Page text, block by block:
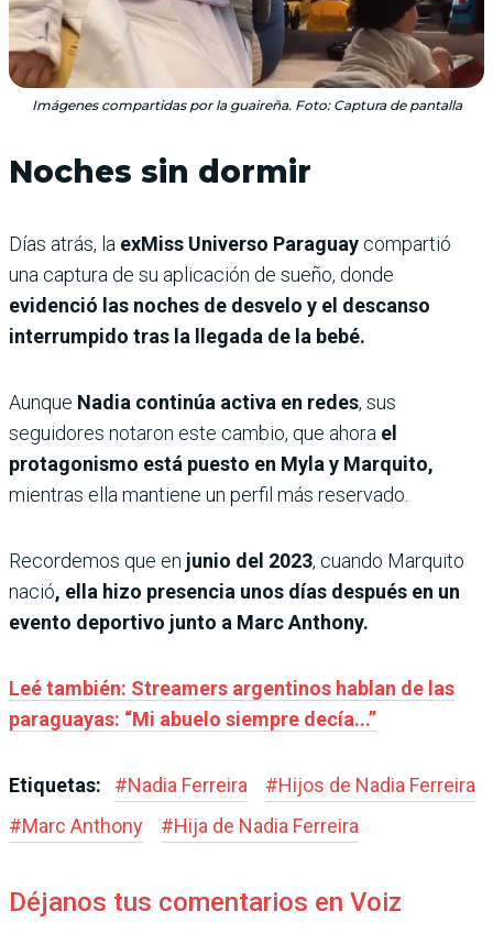
Imágenes compartidas por la guaireña. Foto: Captura de pantalla
Noches sin dormir
Días atrás, la exMiss Universo Paraguay compartió
una captura de su aplicación de sueño, donde
evidenció las noches de desvelo y el descanso
interrumpido tras la llegada de la bebé.
Aunque Nadia continúa activa en redes, sus
seguidores notaron este cambio, que ahora el
protagonismo está puesto en Myla y Marquito,
mientras ella mantiene un perfil más reservado.
Recordemos que en junio del 2023, cuando Marquito
nació, ella hizo presencia unos días después en un
evento deportivo junto a Marc Anthony.
Leé también: Streamers argentinos hablan de las
paraguayas: “Mi abuelo siempre decía...”
Etiquetas: #Nadia Ferreira #Hijos de Nadia Ferreira
#Marc Anthony #Hija de Nadia Ferreira
Déjanos tus comentarios en Voiz